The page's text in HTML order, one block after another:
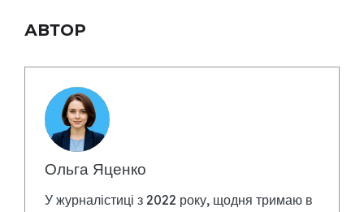
АВТОР
Ольга Яценко
У журналістиці з 2022 року, щодня тримаю в